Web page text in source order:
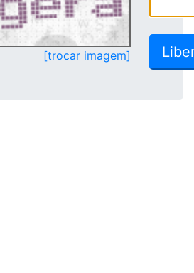
[trocar imagem]